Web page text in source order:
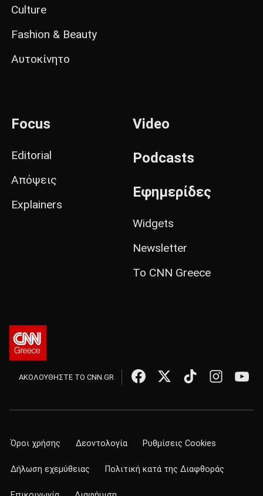
Culture
Fashion & Beauty
Αυτοκίνητο
Focus
Editorial
Απόψεις
Explainers
Video
Podcasts
Εφημερίδες
Widgets
Newsletter
Το CNN Greece
ΑΚΟΛΟΥΘΗΣΤΕ ΤΟ CNN.GR
Όροι χρήσης Δεοντολογία Ρυθμίσεις Cookies
Δήλωση εχεμύθειας Πολιτική κατά της Διαφθοράς